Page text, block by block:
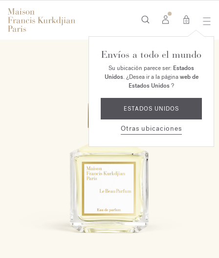
0
Envíos a todo el mundo
Su ubicación parece ser: Estados
Unidos. ¿Desea ir a la páginaweb de
Estados Unidos?
ESTADOS UNIDOS
Otras ubicaciones
ESCLUSIVO MAISON